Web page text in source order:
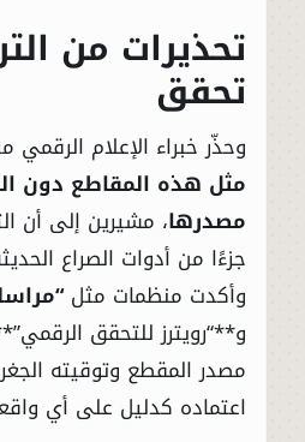
تحذيرات من
تحقق
وحذّر خبراء الإعلام الرقمي
مثل هذه المقاطع دون
مصدرها، مشيرين إلى أن
جزءًا من أدوات الصراع
وأكدت منظمات مثل
و**“رويترز للتحقق
مصدر المقطع وتوقيته
اعتماده كدليل على أي